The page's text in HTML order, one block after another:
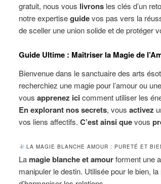
gratuit, nous vous livrons les clés d’un
notre expertiseguidevos pas vers la
de sceller une union solide et de protéger
Guide Ultime : Maîtriser la Magie de
Bienvenue dans le sanctuaire des arts
recherchiez une magie pour l’amour ou
vous apprenez icicomment utiliser les
En explorant nos secrets, vous activez
vos liens affectifs. C’est ainsi quevous
LA MAGIE BLANCHE AMOUR : PURETÉ ET
La magie blanche et amourforment une
manipuler le destin. Utilisée pour le bien, la